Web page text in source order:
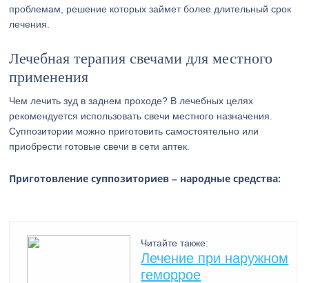
проблемам, решение которых займет более длительный срок
лечения.
Лечебная терапия свечами для местного
применения
Чем лечить зуд в заднем проходе? В лечебных целях
рекомендуется использовать свечи местного назначения.
Суппозитории можно приготовить самостоятельно или
приобрести готовые свечи в сети аптек.
Приготовление суппозиториев – народные средства:
Читайте также:
Лечение при наружном
геморрое